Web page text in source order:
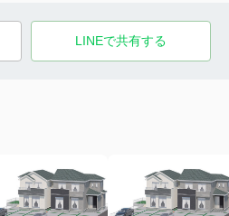
LINEで共有する